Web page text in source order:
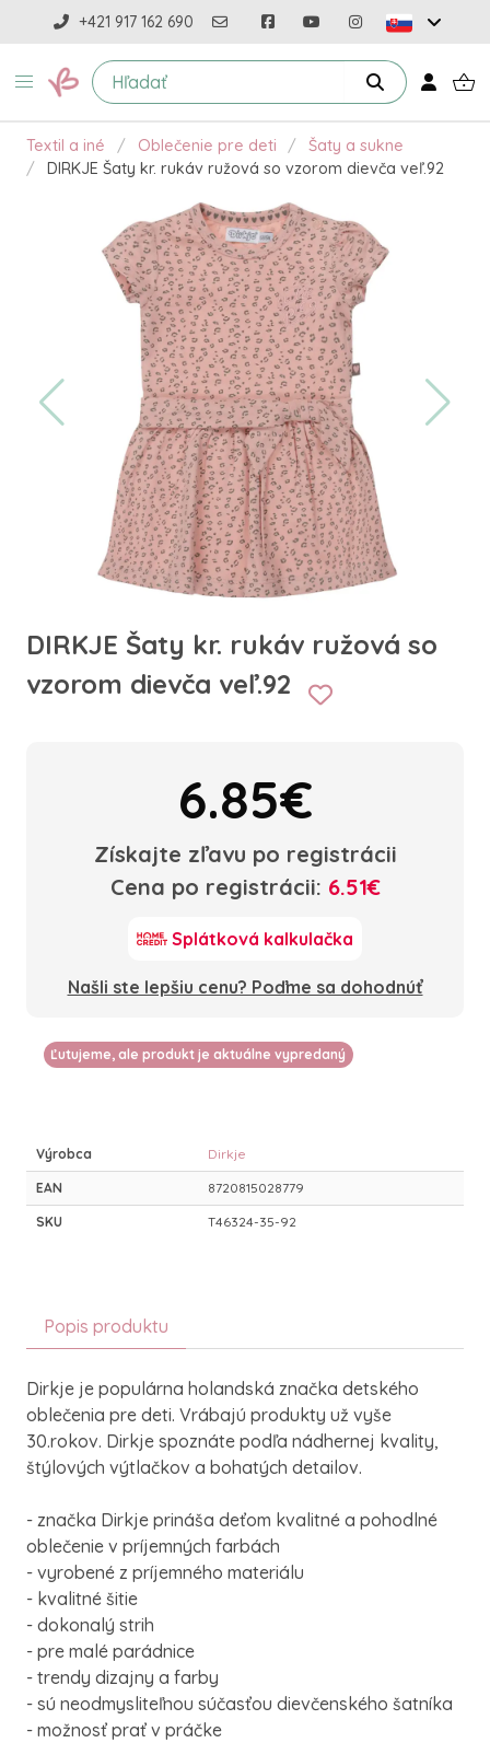
+421 917 162 690
Textil a iné Oblečenie pre deti
Šaty a sukne
DIRKJE Šaty kr. rukáv ružová so vzorom dievča veľ.92
DIRKJE Šaty kr. rukáv ružová so
vzorom dievča veľ.92
6.85€
Získajte zľavu po registrácii
Cena po registrácii: 6.51€
Splátková kalkulačka
Našli ste lepšiu cenu? Poďme sa dohodnúť
Ľutujeme, ale produkt je aktuálne vypredaný
Výrobca Dirkje
EAN 8720815028779
SKU T46324-35-92
Popis produktu
Dirkje je populárna holandská značka detského
oblečenia pre deti. Vrábajú produkty už vyše
30.rokov. Dirkje spoznáte podľa nádhernej kvality,
štýlových výtlačkov a bohatých detailov.
- značka Dirkje prináša deťom kvalitné a pohodlné
oblečenie v príjemných farbách
- vyrobené z príjemného materiálu
- kvalitné šitie
- dokonalý strih
- pre malé parádnice
- trendy dizajny a farby
- sú neodmysliteľnou súčasťou dievčenského šatníka
- možnosť prať v práčke